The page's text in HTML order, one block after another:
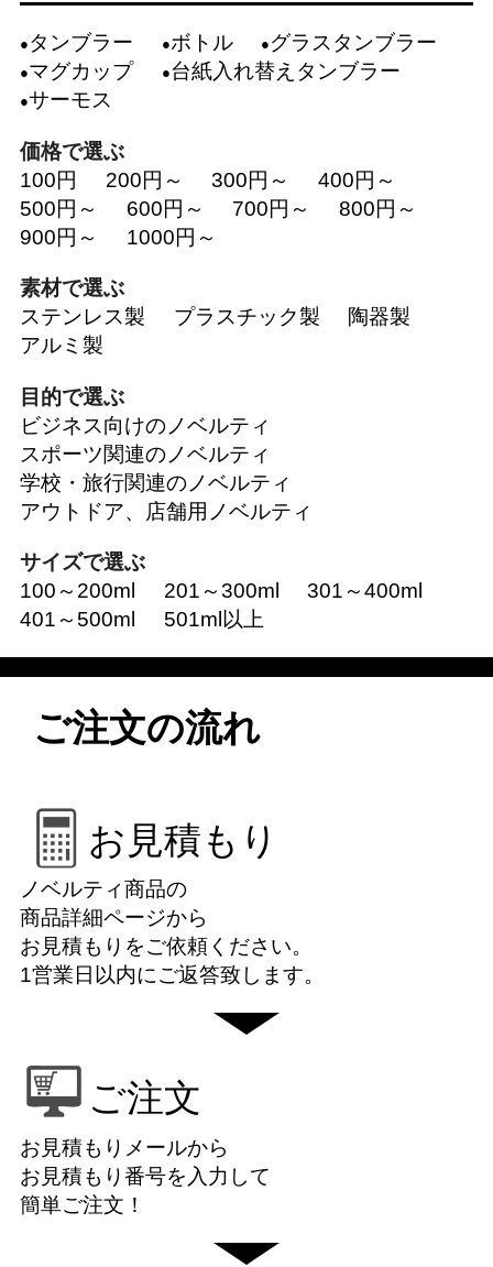
タンブラー ボトル
グラスタンブラー
マグカップ
台紙入れ替えタンブラー
サーモス
価格で選ぶ
100円
200円～ 300円～
400円～
500円～
600円～ 700円～
800円～
900円～
1000円～
素材で選ぶ
ステンレス製
プラスチック製
陶器製
アルミ製
目的で選ぶ
ビジネス向けのノベルティ
スポーツ関連のノベルティ
学校・旅行関連のノベルティ
アウトドア、店舗用ノベルティ
サイズで選ぶ
100～200ml
201～300ml
301～400ml
401～500ml
501ml以上
ご注文の流れ
お見積もり
ノベルティ商品の
商品詳細ページから
お見積もりをご依頼ください。
1営業日以内にご返答致します。
ご注文
お見積もりメールから
お見積もり番号を入力して
簡単ご注文！